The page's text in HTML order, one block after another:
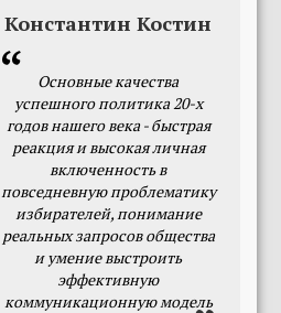
Константин Костин
Основные качества
успешного политика 20-х
годов нашего века - быстрая
реакция и высокая личная
включенность в
повседневную проблематику
избирателей, понимание
реальных запросов общества
и умение выстроить
эффективную
коммуникационную модель